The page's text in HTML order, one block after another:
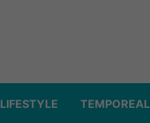
LIFESTYLE